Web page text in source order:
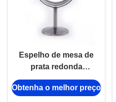
Espelho de mesa de
prata redonda
cosmética com design
ajustável
Obtenha o melhor preço